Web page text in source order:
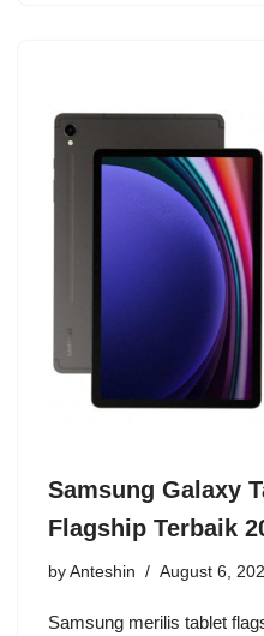
Samsung Galaxy
Flagship Terbaik
by Anteshin August 6,
Samsung merilis tablet